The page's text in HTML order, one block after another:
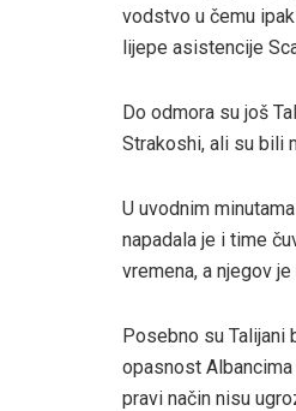
vodstvo u čemu
lijepe asistencije
Do odmora su još
Strakoshi, ali su bili
U uvodnim
napadala je i time
vremena, a njegov
Posebno su Talijani
opasnost
pravi način nisu